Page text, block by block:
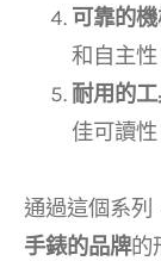
可靠的
和自主性
耐用的
佳可讀性
通過這個系
手錶的品牌的